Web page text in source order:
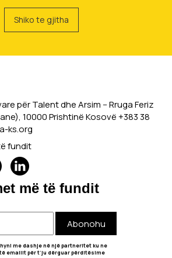
Shiko te gjitha
për Talent dhe Arsim -- Rruga Feriz
10000 Prishtinë Kosovë +383 38
ks.org
fundit
më të fundit
Abonohu
me dashje në një partneritet ku ne
emailit për t'ju dërguar përditësime